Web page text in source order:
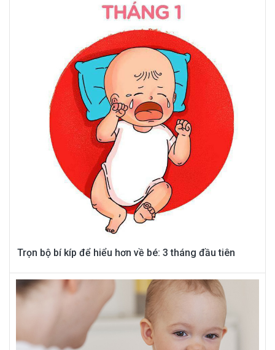
Trọn bộ bí kíp để hiểu hơn về bé: 3 tháng đầu tiên